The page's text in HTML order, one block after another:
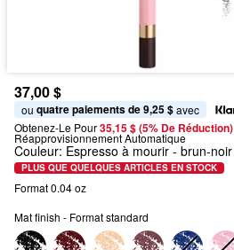
37,00 $
ou quatre paiements de 9,25 $ avec
Obtenez-Le Pour35,15 $ (5% De Réduction)
Réapprovisionnement Automatique
Couleur: Espresso à mourir - brun-noir
PLUS QUE QUELQUES ARTICLES EN STOCK
Format 0.04 oz
Mat finish - Format standard